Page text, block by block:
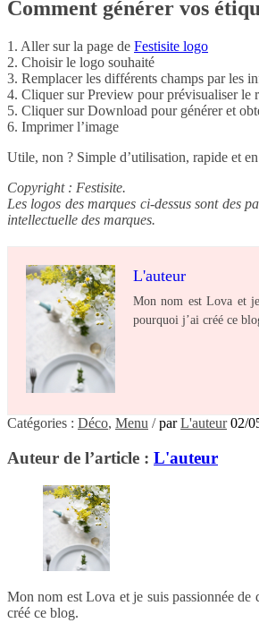
Comment générer vos
1. Aller sur la page de Festisite logo
2. Choisir le logo souhaité
3. Remplacer les différents champs par les
4. Cliquer sur Preview pour prévisualiser le
5. Cliquer sur Download pour générer et
6. Imprimer l’image
Utile, non ? Simple d’utilisation, rapide et
Copyright : Festisite.
Les logos des marques ci-dessus sont des
intellectuelle des marques.
L'auteur
Mon nom est Lova et
pourquoi j’ai créé ce
Catégories : Déco, Menu /parL'auteur 02/
Auteur de l’article : L'auteur
Mon nom est Lova et je suis passionnée de
créé ce blog.